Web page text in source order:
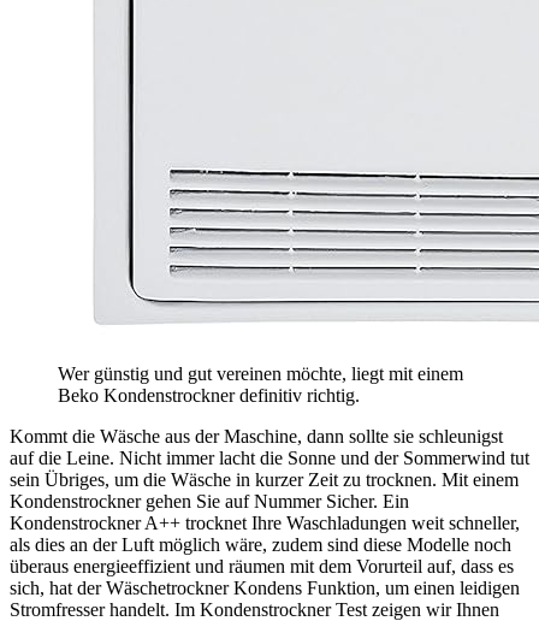
Wer günstig und gut vereinen möchte, liegt mit einem
Beko Kondenstrockner definitiv richtig.
Kommt die Wäsche aus der Maschine, dann sollte sie schleunigst
auf die Leine. Nicht immer lacht die Sonne und der Sommerwind tut
sein Übriges, um die Wäsche in kurzer Zeit zu trocknen. Mit einem
Kondenstrockner gehen Sie auf Nummer Sicher. Ein
Kondenstrockner A++ trocknet Ihre Waschladungen weit schneller,
als dies an der Luft möglich wäre, zudem sind diese Modelle noch
überaus energieeffizient und räumen mit dem Vorurteil auf, dass es
sich, hat der Wäschetrockner Kondens Funktion, um einen leidigen
Stromfresser handelt. Im Kondenstrockner Test zeigen wir Ihnen